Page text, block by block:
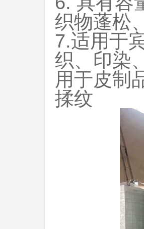
织物蓬松
7.适用于
织、印染
用于皮制
揉纹